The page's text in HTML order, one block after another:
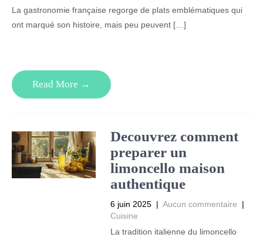
La gastronomie française regorge de plats emblématiques qui
ont marqué son histoire, mais peu peuvent […]
Read More →
Decouvrez comment
preparer un
limoncello maison
authentique
6 juin 2025 | Aucun commentaire
|
Cuisine
La tradition italienne du limoncello